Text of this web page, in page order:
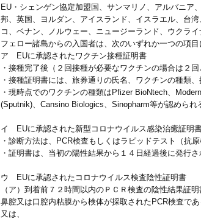
EU・シェンゲン協定加盟国、サンマリノ、アルバニア
邦、英国、ヨルダン、アイスランド、イスラエル、台
コ、ベナン、ノルウェー、ニュージーランド、ウクラ
フェロー諸島からの入国者は、次のいずれか一つの項
ア EUに承認されたワクチン接種証明書
・接種完了後（２回接種が必要なワクチンの場合は２
・接種証明書には、旅券通りの氏名、ワクチンの種類
・現時点でのワクチンの種類はPfizer BioNtech、
(Sputnik)、Cansino Biologics、Sinopharm等が認められ
イ EUに承認された新型コロナウイルス感染治癒証明
・診断方法は、PCR検査もしくはラピッドテスト（抗
・証明書は、当初の陽性結果から１４日経過後に発行
ウ EUに承認されたコロナウイルス検査陰性証明書
（ア）到着前７２時間以内のＰＣＲ検査の陰性結果証明
鼻腔又は口腔内粘膜から検体が採取されたPCR検査であ
又は、